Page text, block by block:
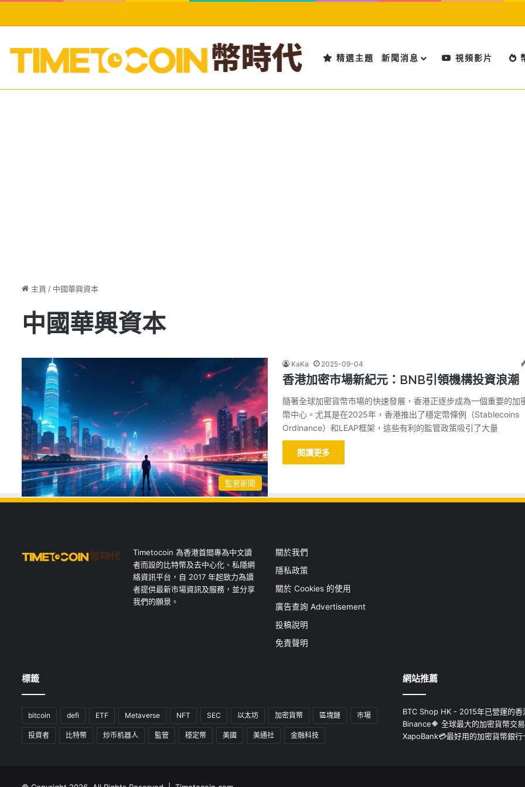
精選主題 新聞消息 視頻影片
主頁 / 中國華興資本
中國華興資本
監管新聞
KaKa 2025-09-04
香港加密市場新紀元：BNB引領機構投資浪潮
隨著全球加密貨幣市場的快速發展，香港正逐步成為一個重要的加
幣中心。尤其是在2025年，香港推出了穩定幣條例（Stablecoins
Ordinance）和LEAP框架，這些有利的監管政策吸引了大量
閱讀更多
Timetocoin 為香港首間專為中文讀
者而設的比特幣及去中心化、私隱網
絡資訊平台，自 2017 年起致力為讀
者提供最新市場資訊及服務，並分享
我們的願景。
關於我們
隱私政策
關於 Cookies 的使用
廣告查詢 Advertisement
投稿說明
免責聲明
標籤
bitcoin defi ETF Metaverse NFT SEC 以太坊 加密貨幣 區塊鏈 市場
投資者 比特幣 炒币机器人 監管 穩定幣 美國 美通社 金融科技
網站推薦
BTC Shop HK - 2015年已營運的
Binance🔶 全球最大的加密貨幣交
XapoBank💳最好用的加密貨幣銀行